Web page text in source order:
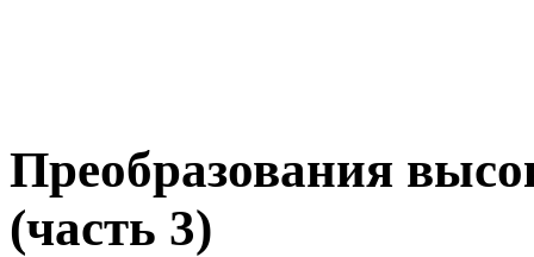
Преобразования
(часть 3)